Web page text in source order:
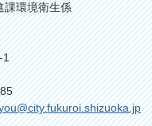
課環境衛生係
1